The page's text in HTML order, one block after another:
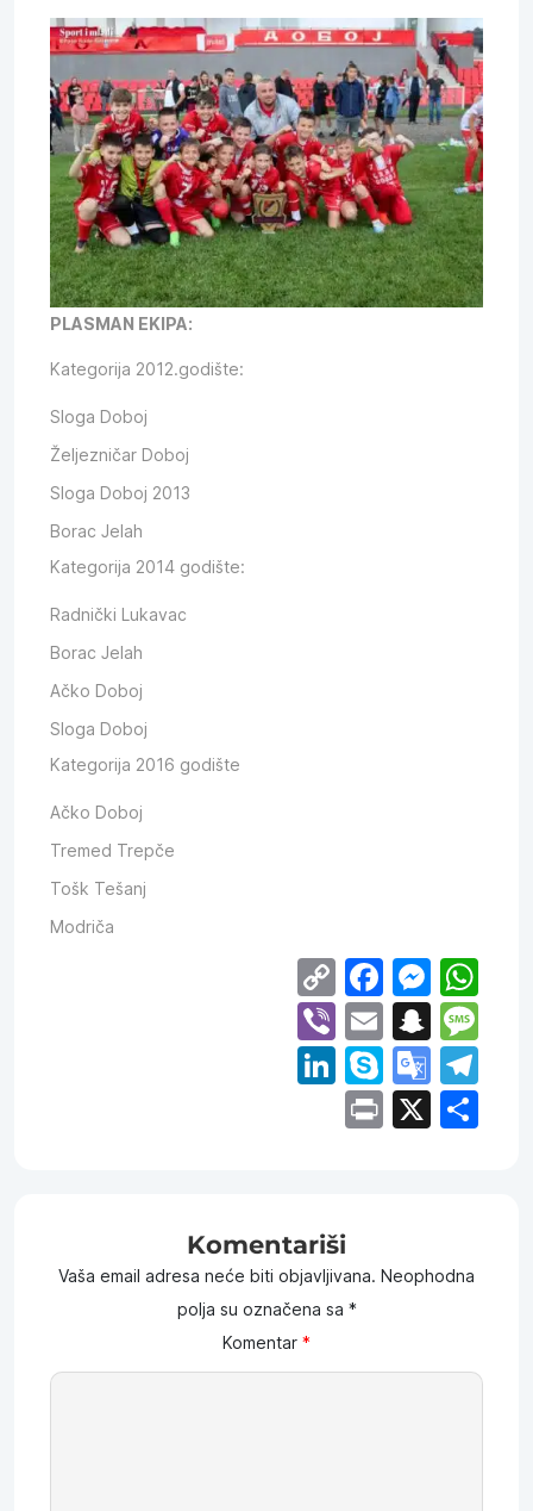
PLASMAN EKIPA:
Kategorija 2012.godište:
Sloga Doboj
Željezničar Doboj
Sloga Doboj 2013
Borac Jelah
Kategorija 2014 godište:
Radnički Lukavac
Borac Jelah
Ačko Doboj
Sloga Doboj
Kategorija 2016 godište
Ačko Doboj
Tremed Trepče
Tošk Tešanj
Modriča
Copy
Link
ViberEmail
LinkedIn
Skype
Print
X
Komentariši
Vaša email adresa neće biti objavljivana. Neophodna
polja su označena sa *
Komentar *